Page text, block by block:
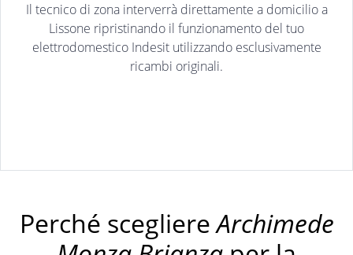
Il tecnico di zona interverrà direttamente a domicilio a
Lissone ripristinando il funzionamento del tuo
elettrodomestico Indesit utilizzando esclusivamente
ricambi originali.
Perché scegliereArchimede